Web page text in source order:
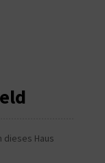
dieses Haus